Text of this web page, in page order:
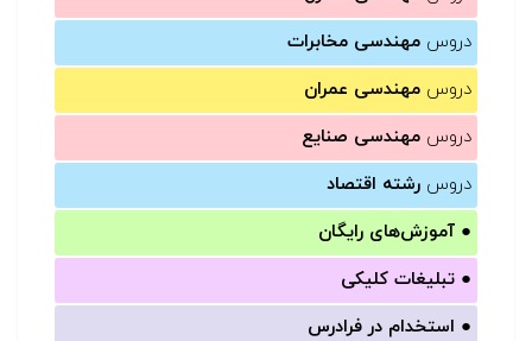
دروس مهندسی مخابرات
دروس مهندسی عمران
دروس مهندسی صنایع
دروس رشته اقتصاد
● آموزش‌های رایگان
● تبلیغات کلیکی
● استخدام در فرادرس